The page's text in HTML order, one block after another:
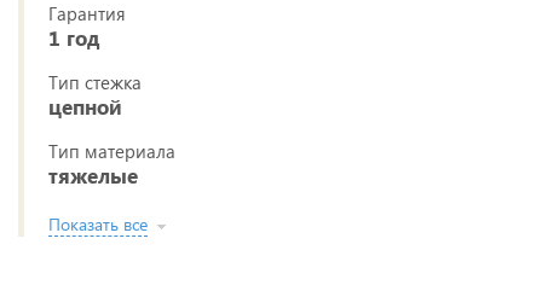
Гарантия
1 год
Тип стежка
цепной
Тип материала
тяжелые
Показать все